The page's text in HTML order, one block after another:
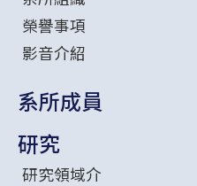
榮譽事項
影音介紹
系所成員
研究
研究領域介